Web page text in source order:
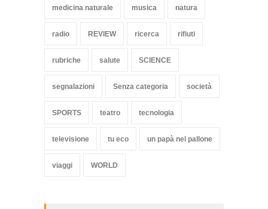
medicina naturale musica natura
radio REVIEW ricerca rifiuti
rubriche salute SCIENCE
segnalazioni Senza categoria società
SPORTS teatro tecnologia
televisione tu eco un papà nel pallone
viaggi WORLD